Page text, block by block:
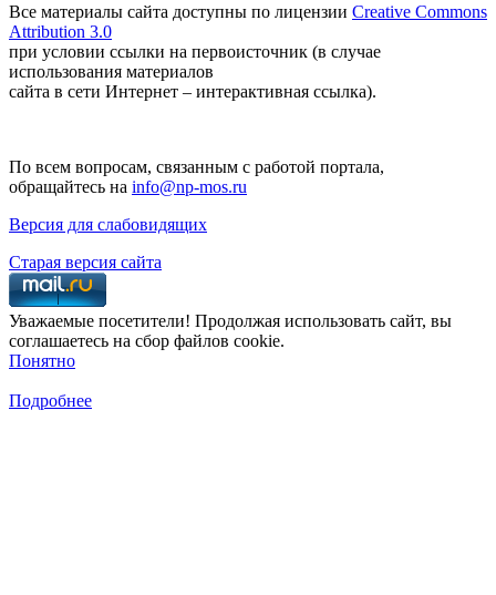
Все материалы сайта доступны по лицензии Creative Commons
Attribution 3.0
при условии ссылки на первоисточник (в случае
использования материалов
сайта в сети Интернет – интерактивная ссылка).
По всем вопросам, связанным с работой портала,
обращайтесь на info@np-mos.ru
Версия для слабовидящих
Старая версия сайта
Уважаемые посетители! Продолжая использовать сайт, вы
соглашаетесь на сбор файлов cookie.
Понятно
Подробнее